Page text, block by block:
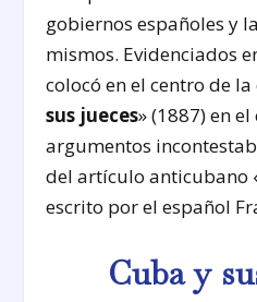
gobiernos españoles y
mismos. Evidenciados
colocó en el centro de
sus jueces» (1887) en
argumentos
del artículo anticubano
escrito por el español
Cuba y